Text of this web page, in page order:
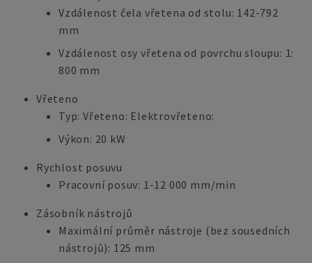
Vzdálenost čela vřetena od stolu: 142-792
mm
Vzdálenost osy vřetena od povrchu sloupu: 1:
800 mm
Vřeteno
Typ: Vřeteno: Elektrovřeteno:
Výkon: 20 kW
Rychlost posuvu
Pracovní posuv: 1-12 000 mm/min
Zásobník nástrojů
Maximální průměr nástroje (bez sousedních
nástrojů): 125 mm